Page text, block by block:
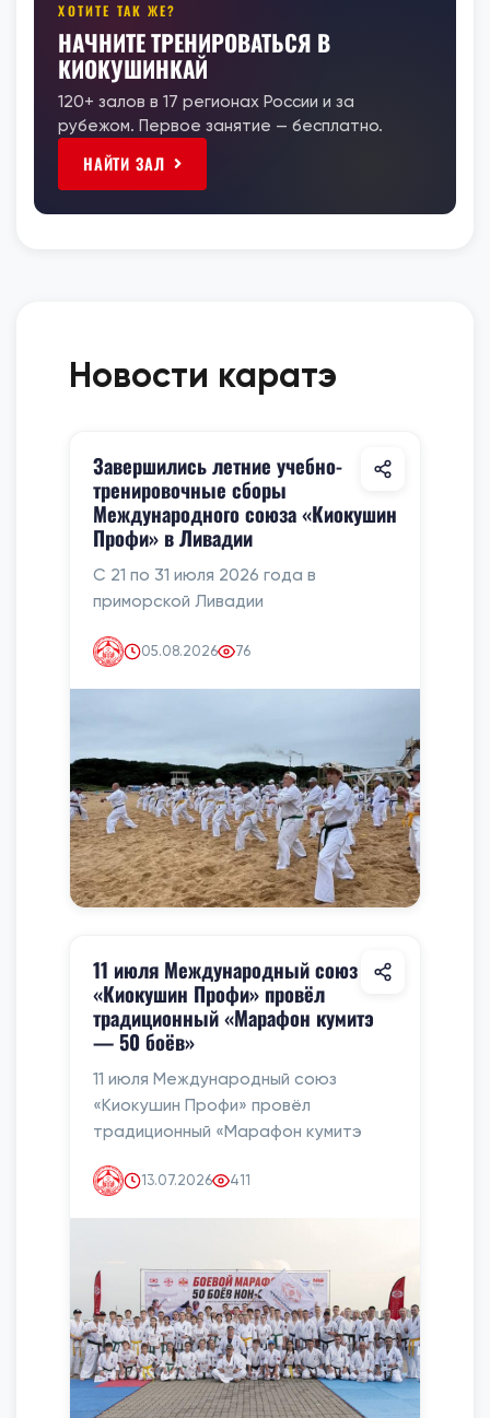
ХОТИТЕ ТАК ЖЕ?
НАЧНИТЕ ТРЕНИРОВАТЬСЯ В
КИОКУШИНКАЙ
120+ залов в 17 регионах России и за
рубежом. Первое занятие — бесплатно.
НАЙТИ ЗАЛ
Новости каратэ
Завершились летние учебно-
тренировочные сборы
Международного союза «Киокушин
Профи» в Ливадии
С 21 по 31 июля 2026 года в
приморской Ливадии
05.08.2026 76
11 июля Международный союз
«Киокушин Профи» провёл
традиционный «Марафон кумитэ
— 50 боёв»
11 июля Международный союз
«Киокушин Профи» провёл
традиционный «Марафон кумитэ
13.07.2026 411